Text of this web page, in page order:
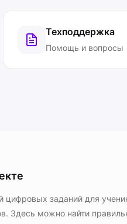
Техподдержка
Помощь и вопросы
заданий для
Здесь можно найти